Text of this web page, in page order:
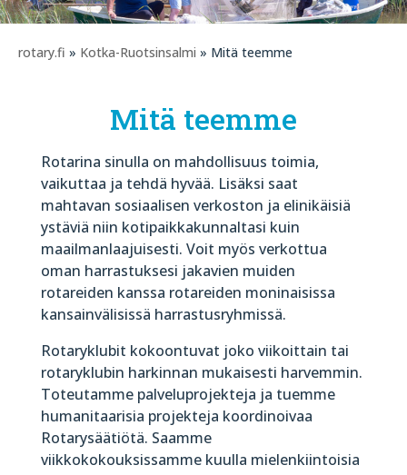
rotary.fi » Kotka-Ruotsinsalmi » Mitä teemme
Mitä teemme
Rotarina sinulla on mahdollisuus toimia,
vaikuttaa ja tehdä hyvää. Lisäksi saat
mahtavan sosiaalisen verkoston ja elinikäisiä
ystäviä niin kotipaikkakunnaltasi kuin
maailmanlaajuisesti. Voit myös verkottua
oman harrastuksesi jakavien muiden
rotareiden kanssa rotareiden moninaisissa
kansainvälisissä harrastusryhmissä.
Rotaryklubit kokoontuvat joko viikoittain tai
rotaryklubin harkinnan mukaisesti harvemmin.
Toteutamme palveluprojekteja ja tuemme
humanitaarisia projekteja koordinoivaa
Rotarysäätiötä. Saamme
viikkokokouksissamme kuulla mielenkiintoisia